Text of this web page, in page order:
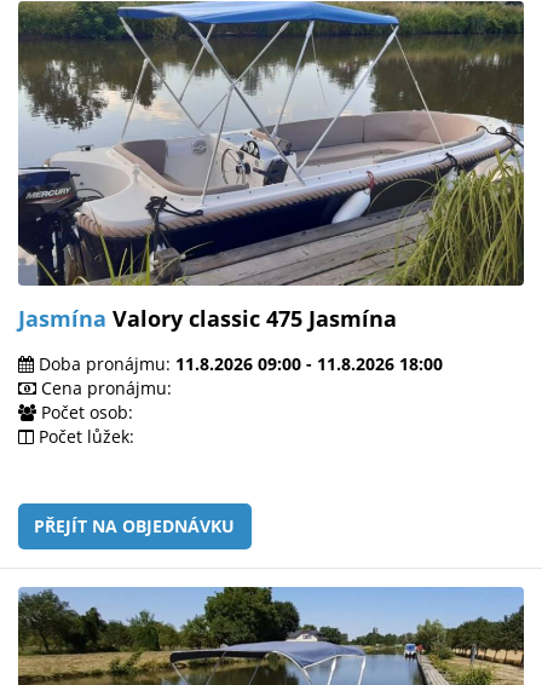
Jasmína Valory classic 475 Jasmína
Doba pronájmu: 11.8.2026 09:00 - 11.8.2026 18:00
Cena pronájmu:
Počet osob:
Počet lůžek:
PŘEJÍT NA OBJEDNÁVKU